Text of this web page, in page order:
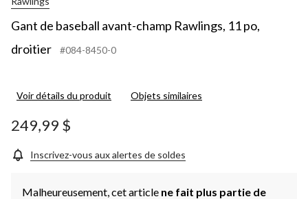
Gant de baseball avant-champ Rawlings, 11 po,
droitier
#084-8450-0
Voir détails du produit Objets similaires
249,99 $
Inscrivez-vous aux alertes de soldes
Malheureusement, cet article ne fait plus partie de